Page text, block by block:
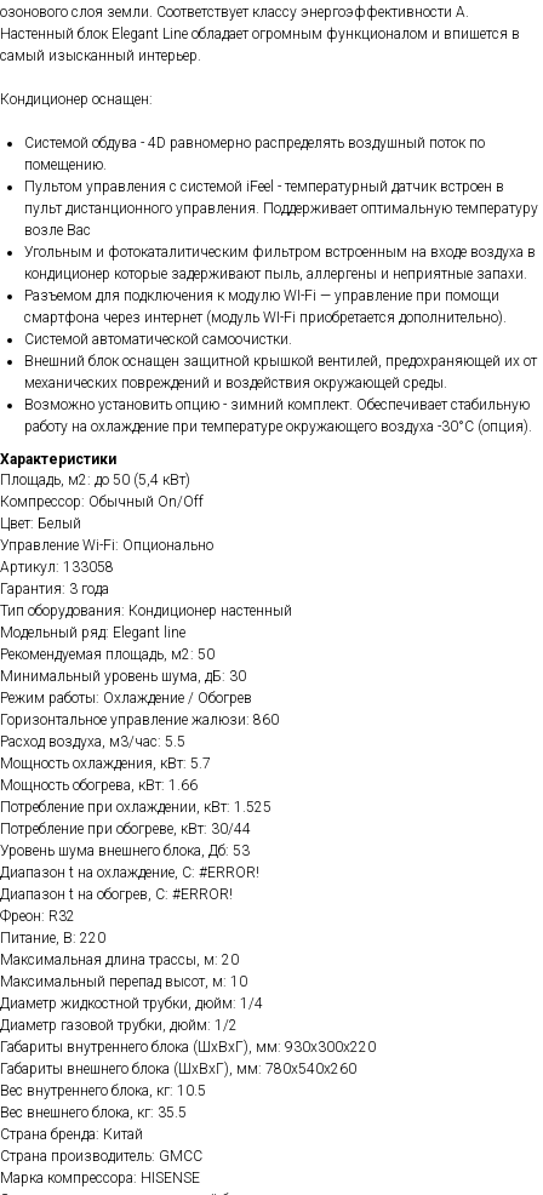
озонового слоя земли. Соответствует классу энергоэффективности A.
Настенный блок Elegant Line обладает огромным функционалом и впишется в
самый изысканный интерьер.
Кондиционер оснащен:
Системой обдува - 4D равномерно распределять воздушный поток по
помещению.
Пультом управления с системой iFeel - температурный датчик встроен в
пульт дистанционного управления. Поддерживает оптимальную температуру
возле Вас
Угольным и фотокаталитическим фильтром встроенным на входе воздуха в
кондиционер которые задерживают пыль, аллергены и неприятные запахи.
Разъемом для подключения к модулю WI-Fi — управление при помощи
смартфона через интернет (модуль WI-Fi приобретается дополнительно).
Системой автоматической самоочистки.
Внешний блок оснащен защитной крышкой вентилей, предохраняющей их от
механических повреждений и воздействия окружающей среды.
Возможно установить опцию - зимний комплект. Обеспечивает стабильную
работу на охлаждение при температуре окружающего воздуха -30°С (опция).
Характеристики
Площадь, м2: до 50 (5,4 кВт)
Компрессор: Обычный On/Off
Цвет: Белый
Управление Wi-Fi: Опционально
Артикул: 133058
Гарантия: 3 года
Тип оборудования: Кондиционер настенный
Модельный ряд: Elegant line
Рекомендуемая площадь, м2: 50
Минимальный уровень шума, дБ: 30
Режим работы: Охлаждение / Обогрев
Горизонтальное управление жалюзи: 860
Расход воздуха, м3/час: 5.5
Мощность охлаждения, кВт: 5.7
Мощность обогрева, кВт: 1.66
Потребление при охлаждении, кВт: 1.525
Потребление при обогреве, кВт: 30/44
Уровень шума внешнего блока, Дб: 53
Диапазон t на охлаждение, C: #ERROR!
Диапазон t на обогрев, C: #ERROR!
Фреон: R32
Питание, В: 220
Максимальная длина трассы, м: 20
Максимальный перепад высот, м: 10
Диаметр жидкостной трубки, дюйм: 1/4
Диаметр газовой трубки, дюйм: 1/2
Габариты внутреннего блока (ШхВхГ), мм: 930x300х220
Габариты внешнего блока (ШхВхГ), мм: 780х540х260
Вес внутреннего блока, кг: 10.5
Вес внешнего блока, кг: 35.5
Страна бренда: Китай
Страна производитель: GMCC
Марка компрессора: HISENSE